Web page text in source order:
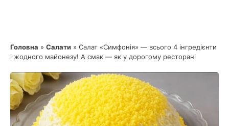
Головна » Салати » Салат «Симфонія» — всього 4 інгредієнти
і жодного майонезу! А смак — як у дорогому ресторані